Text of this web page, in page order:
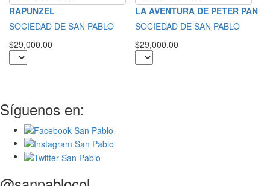
RAPUNZEL
SOCIEDAD DE SAN PABLO
$29,000.00
LA AVENTURA DE PETER PAN
SOCIEDAD DE SAN PABLO
$29,000.00
Síguenos en: